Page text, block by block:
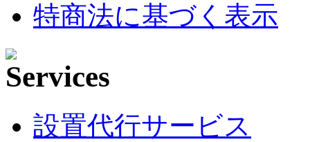
特商法に基づく表示
設置代行サービス